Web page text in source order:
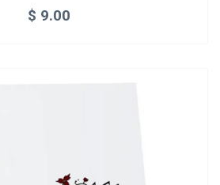
$ 9.00